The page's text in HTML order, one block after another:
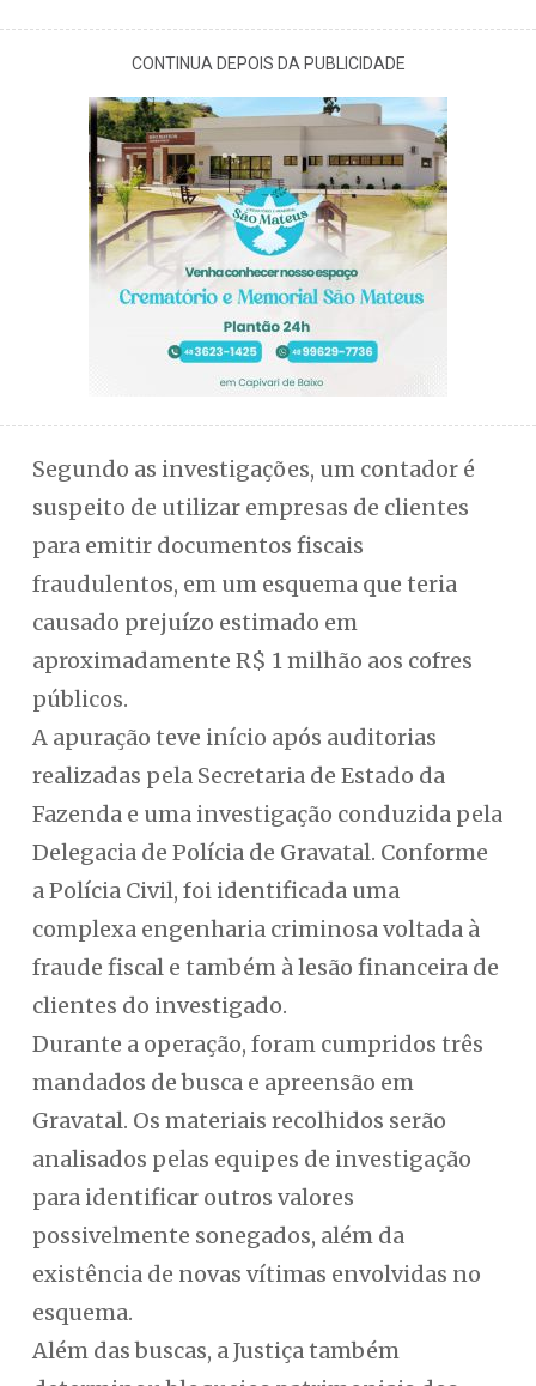
CONTINUA DEPOIS DA PUBLICIDADE
Segundo as investigações, um contador é
suspeito de utilizar empresas de clientes
para emitir documentos fiscais
fraudulentos, em um esquema que teria
causado prejuízo estimado em
aproximadamente R$ 1 milhão aos cofres
públicos.
A apuração teve início após auditorias
realizadas pela Secretaria de Estado da
Fazenda e uma investigação conduzida pela
Delegacia de Polícia de Gravatal. Conforme
a Polícia Civil, foi identificada uma
complexa engenharia criminosa voltada à
fraude fiscal e também à lesão financeira de
clientes do investigado.
Durante a operação, foram cumpridos três
mandados de busca e apreensão em
Gravatal. Os materiais recolhidos serão
analisados pelas equipes de investigação
para identificar outros valores
possivelmente sonegados, além da
existência de novas vítimas envolvidas no
esquema.
Além das buscas, a Justiça também